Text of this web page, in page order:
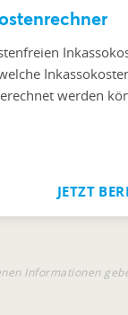
werden
JETZT
Informationen